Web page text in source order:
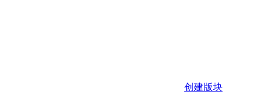
创建版块